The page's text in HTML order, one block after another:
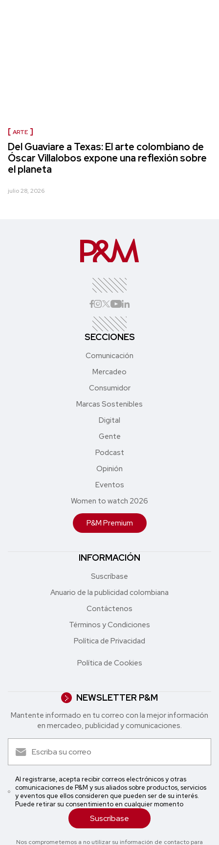
ARTE
Del Guaviare a Texas: El arte colombiano de
Óscar Villalobos expone una reflexión sobre
el planeta
julio 28, 2026
SECCIONES
Comunicación
Mercadeo
Consumidor
Marcas Sostenibles
Digital
Gente
Podcast
Opinión
Eventos
Women to watch 2026
P&M Premium
INFORMACIÓN
Suscríbase
Anuario de la publicidad colombiana
Contáctenos
Términos y Condiciones
Política de Privacidad
Política de Cookies
NEWSLETTER P&M
Mantente informado en tu correo con la mejor in formación
en mercadeo, publicidad y comunicaciones.
Al registrarse, acepta recibir correos electrónicos y otras
comunicaciones de P&M y sus aliados sobre productos, servicios
y eventos que ellos consideren que pueden ser de su interés.
Puede retirar su consentimiento en cualquier momento
Suscríbase
Nos comprometemos a no utilizar su información de contacto para